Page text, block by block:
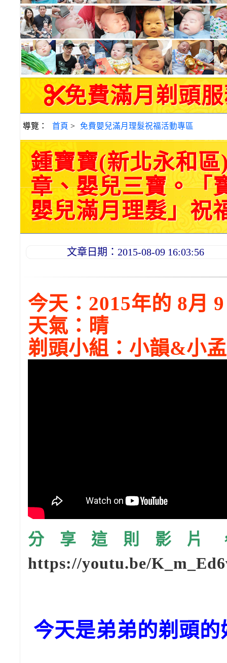
免費滿月剃頭服
導覽： 首頁 > 免費嬰兒滿月理髮祝福活動專區
鍾寶寶(新北永和
章、嬰兒三寶。「
嬰兒滿月理髮」祝
文章日期：2015-08-09 16:03:56
今天：2015年的 8月
天氣：晴
剃頭小組：小韻&小孟
分享這則影片
https://youtu.be/
今天是弟弟的剃頭